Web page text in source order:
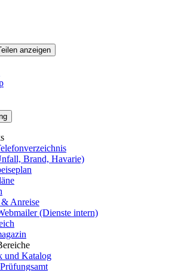
anzeigen
Brand, Havarie)
& Anreise
(Dienste intern)
und Katalog